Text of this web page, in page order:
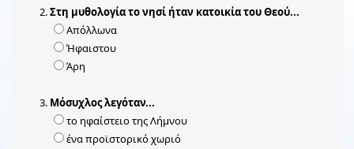
Στη μυθολογία το νησί ήταν κατοικία του Θεού...
Απόλλωνα
Ήφαιστου
Άρη
Μόσυχλος λεγόταν...
το ηφαίστειο της Λήμνου
ένα προϊστορικό χωριό